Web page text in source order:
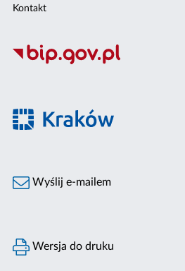
Kontakt
Wyślij e-mailem
Wersja do druku